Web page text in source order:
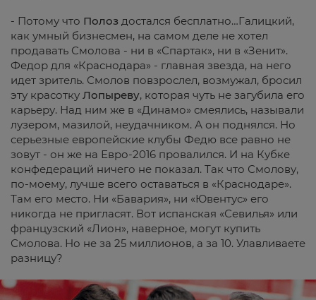
- Потому что Полоз достался бесплатно…Галицкий,
как умный бизнесмен, на самом деле не хотел
продавать Смолова - ни в «Спартак», ни в «Зенит».
Федор для «Краснодара» - главная звезда, на него
идет зритель. Смолов повзрослел, возмужал, бросил
эту красотку Лопыреву, которая чуть не загубила его
карьеру. Над ним же в «Динамо» смеялись, называли
лузером, мазилой, неудачником. А он поднялся. Но
серьезные европейские клубы Федю все равно не
зовут - он же на Евро-2016 провалился. И на Кубке
конфедераций ничего не показал. Так что Смолову,
по-моему, лучше всего оставаться в «Краснодаре».
Там его место. Ни «Бавария», ни «Ювентус» его
никогда не пригласят. Вот испанская «Севилья» или
французский «Лион», наверное, могут купить
Смолова. Но не за 25 миллионов, а за 10. Улавливаете
разницу?